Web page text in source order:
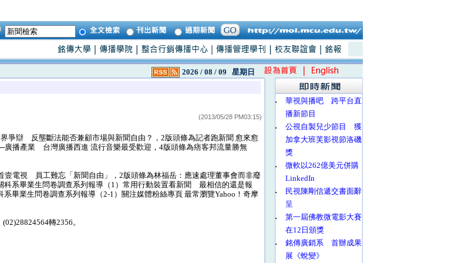
2026 / 08 / 09 星期日
(2013/05/28 PM03:15)
辯 反壟斷法能否兼顧市場與新聞自由？，2版頭條為記者跑新聞 愈來愈
廣播產業 台灣廣播西進 流行音樂最受歡迎，4版頭條為痞客邦流量勝無
電視 員工難忘「新聞自由」，2版頭條為林福岳：應速處理董事會而非廢
科系畢業生問卷調查系列報導（1）常用行動裝置看新聞 最相信的還是報
畢業生問卷調查系列報導（2-1）關注媒體粉絲專頁 最常瀏覽Yahoo！奇摩
轉2356。
‧
華視與播吧 跨平台直
播新節目
‧
公視自製兒少節目 獲
加拿大班芙影視節洛磯
獎
‧
微軟以262億美元併購
LinkedIn
‧
民視陳剛信遞交書面辭
呈
‧
第一屆佛教微電影大賽
在12日頒獎
‧
銘傳廣銷系 首辦成果
展《蛻變》